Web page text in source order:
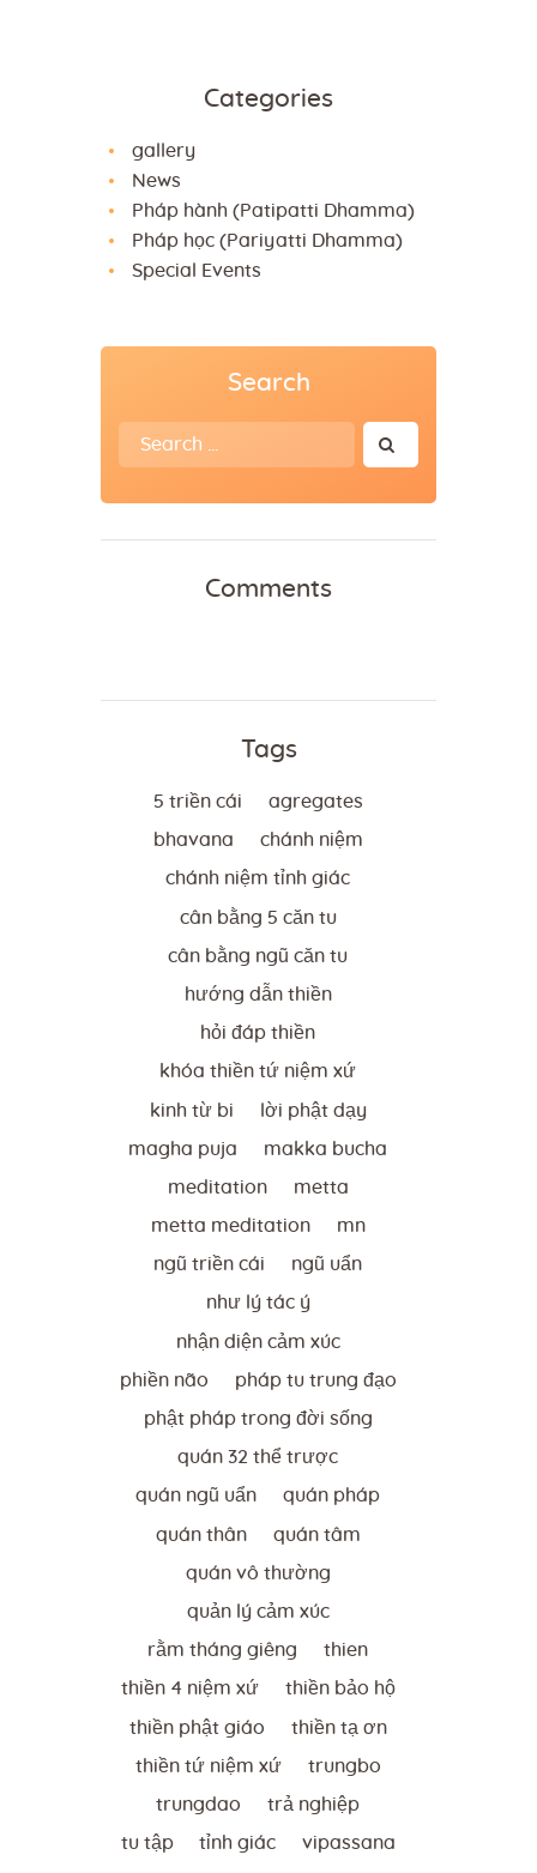
Categories
gallery
News
Pháp hành (Patipatti Dhamma)
Pháp học (Pariyatti Dhamma)
Special Events
Search
Search
for:
Comments
Tags
5 triền cái agregates
bhavana chánh niệm
chánh niệm tỉnh giác
cân bằng 5 căn tu
cân bằng ngũ căn tu
hướng dẫn thiền
hỏi đáp thiền
khóa thiền tứ niệm xứ
kinh từ bi lời phật dạy
magha puja makka bucha
meditation metta
metta meditation mn
ngũ triền cái ngũ uẩn
như lý tác ý
nhận diện cảm xúc
phiền não pháp tu trung đạo
phật pháp trong đời sống
quán 32 thể trược
quán ngũ uẩn quán pháp
quán thân quán tâm
quán vô thường
quản lý cảm xúc
rằm tháng giêng thien
thiền 4 niệm xứ thiền bảo hộ
thiền phật giáo thiền tạ ơn
thiền tứ niệm xứ trungbo
trungdao trả nghiệp
tu tập tỉnh giác vipassana